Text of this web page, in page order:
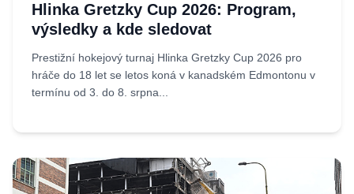
Hlinka Gretzky Cup 2026: Program,
výsledky a kde sledovat
Prestižní hokejový turnaj Hlinka Gretzky Cup 2026 pro
hráče do 18 let se letos koná v kanadském Edmontonu v
termínu od 3. do 8. srpna...